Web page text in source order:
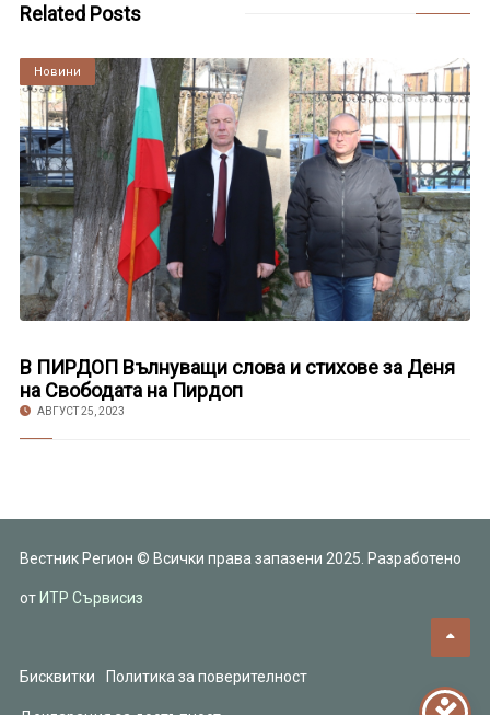
Related Posts
Култура
Новини
В ПИРДОП Вълнуващи слова и стихове за Деня
на Свободата на Пирдоп
АВГУСТ 25, 2023
Вестник Регион © Всички права запазени 2025. Разработено
от ИТР Сървисиз
Бисквитки Политика за поверителност